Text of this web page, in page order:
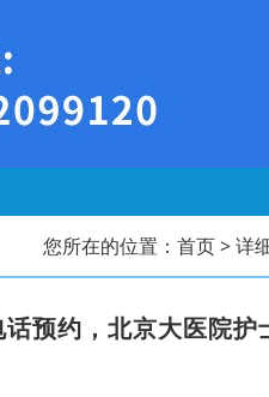
您所在的位置： 首页> 详
预约，北京大医院护